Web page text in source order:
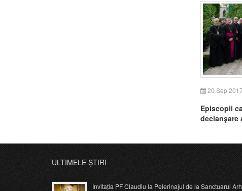
20 Sep
Episcopii
declanşare
ULTIMELE ȘTIRI
Invitația PF Claudiu la Pelerinajul de la Sanctuarul